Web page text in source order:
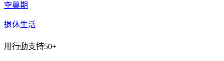
空巢期
退休生活
用行動支持50+